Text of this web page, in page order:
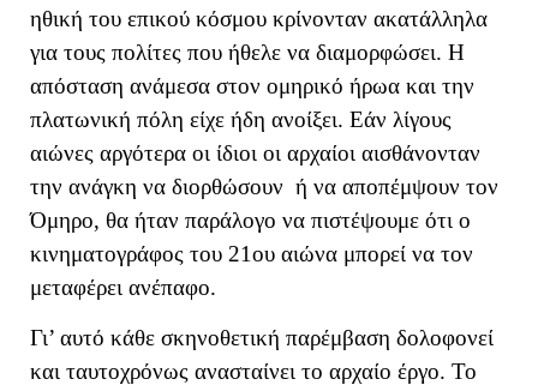
ηθική του επικού κόσμου κρίνονταν ακατάλληλα
για τους πολίτες που ήθελε να διαμορφώσει. Η
απόσταση ανάμεσα στον ομηρικό ήρωα και την
πλατωνική πόλη είχε ήδη ανοίξει. Εάν λίγους
αιώνες αργότερα οι ίδιοι οι αρχαίοι αισθάνονταν
την ανάγκη να διορθώσουν ή να αποπέμψουν τον
Όμηρο, θα ήταν παράλογο να πιστέψουμε ότι ο
κινηματογράφος του 21ου αιώνα μπορεί να τον
μεταφέρει ανέπαφο.
Γι’ αυτό κάθε σκηνοθετική παρέμβαση δολοφονεί
και ταυτοχρόνως ανασταίνει το αρχαίο έργο. Το